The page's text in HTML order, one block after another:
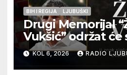
BIH I REGIJA LJUBUŠKI
Drugi Memorijal
Vukšić” održat će
12. kolovoza u
KOL 6, 2026 RADIO